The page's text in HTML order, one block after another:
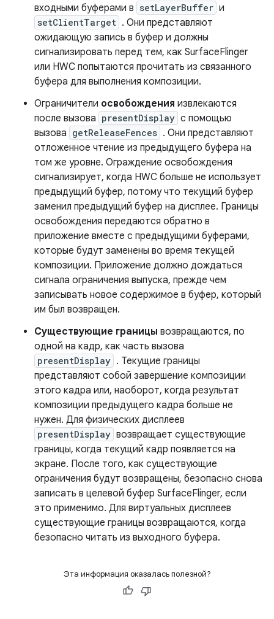
входными буферами в setLayerBuffer и
setClientTarget . Они представляют
ожидающую запись в буфер и должны
сигнализировать перед тем, как SurfaceFlinger
или HWC попытаются прочитать из связанного
буфера для выполнения композиции.
Ограничители освобождения извлекаются
после вызова presentDisplay с помощью
вызова getReleaseFences . Они представляют
отложенное чтение из предыдущего буфера на
том же уровне. Ограждение освобождения
сигнализирует, когда HWC больше не использует
предыдущий буфер, потому что текущий буфер
заменил предыдущий буфер на дисплее. Границы
освобождения передаются обратно в
приложение вместе с предыдущими буферами,
которые будут заменены во время текущей
композиции. Приложение должно дождаться
сигнала ограничения выпуска, прежде чем
записывать новое содержимое в буфер, который
им был возвращен.
Существующие границы возвращаются, по
одной на кадр, как часть вызова
presentDisplay . Текущие границы
представляют собой завершение композиции
этого кадра или, наоборот, когда результат
композиции предыдущего кадра больше не
нужен. Для физических дисплеев
presentDisplay возвращает существующие
границы, когда текущий кадр появляется на
экране. После того, как существующие
ограничения будут возвращены, безопасно снова
записать в целевой буфер SurfaceFlinger, если
это применимо. Для виртуальных дисплеев
существующие границы возвращаются, когда
безопасно читать из выходного буфера.
Эта информация оказалась полезной?